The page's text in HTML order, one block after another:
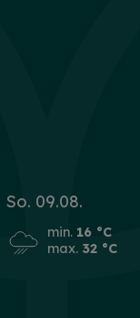
So. 09.08.
min. 16 °C
max. 32 °C